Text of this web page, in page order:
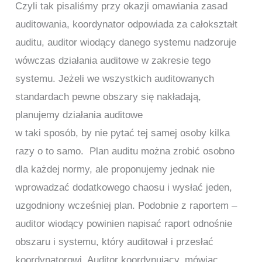
Czyli tak pisaliśmy przy okazji omawiania zasad
auditowania, koordynator odpowiada za całokształt
auditu, auditor wiodący danego systemu nadzoruje
wówczas działania auditowe w zakresie tego
systemu. Jeżeli we wszystkich auditowanych
standardach pewne obszary się nakładają,
planujemy działania auditowe
w taki sposób, by nie pytać tej samej osoby kilka
razy o to samo. Plan auditu można zrobić osobno
dla każdej normy, ale proponujemy jednak nie
wprowadzać dodatkowego chaosu i wysłać jeden,
uzgodniony wcześniej plan. Podobnie z raportem –
auditor wiodący powinien napisać raport odnośnie
obszaru i systemu, który auditował i przesłać